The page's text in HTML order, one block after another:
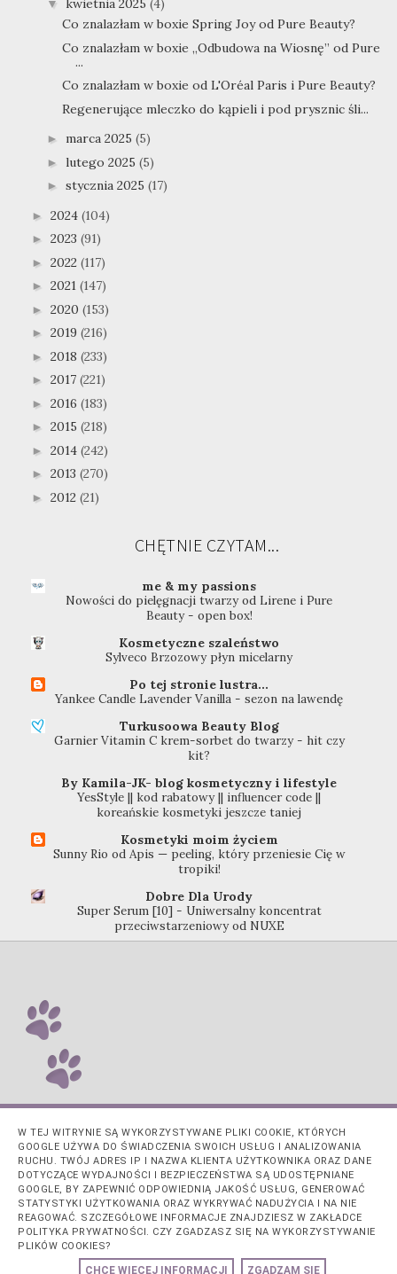
▼ kwietnia 2025 (4)
Co znalazłam w boxie Spring Joy od Pure Beauty?
Co znalazłam w boxie „Odbudowa na Wiosnę” od Pure
...
Co znalazłam w boxie od L'Oréal Paris i Pure Beauty?
Regenerujące mleczko do kąpieli i pod prysznic śli...
► marca 2025 (5)
► lutego 2025 (5)
► stycznia 2025 (17)
► 2024 (104)
► 2023 (91)
► 2022 (117)
► 2021 (147)
► 2020 (153)
► 2019 (216)
► 2018 (233)
► 2017 (221)
► 2016 (183)
► 2015 (218)
► 2014 (242)
► 2013 (270)
► 2012 (21)
CHĘTNIE CZYTAM...
me & my passions
Nowości do pielęgnacji twarzy od Lirene i Pure
Beauty - open box!
Kosmetyczne szaleństwo
Sylveco Brzozowy płyn micelarny
Po tej stronie lustra...
Yankee Candle Lavender Vanilla - sezon na lawendę
Turkusoowa Beauty Blog
Garnier Vitamin C krem-sorbet do twarzy - hit czy
kit?
By Kamila-JK- blog kosmetyczny i lifestyle
YesStyle || kod rabatowy || influencer code ||
koreańskie kosmetyki jeszcze taniej
Kosmetyki moim życiem
Sunny Rio od Apis — peeling, który przeniesie Cię w
tropiki!
Dobre Dla Urody
Super Serum [10] - Uniwersalny koncentrat
przeciwstarzeniowy od NUXE
Obsługiwane przez usługę
W TEJ WITRYNIE SĄ WYKORZYSTYWANE PLIKI COOKIE, KTÓRYCH
GOOGLE UŻYWA DO ŚWIADCZENIA SWOICH USŁUG I ANALIZOWANIA
RUCHU. TWÓJ ADRES IP I NAZWA KLIENTA UŻYTKOWNIKA ORAZ DANE
DOTYCZĄCE WYDAJNOŚCI I BEZPIECZEŃSTWA SĄ UDOSTĘPNIANE
GOOGLE, BY ZAPEWNIĆ ODPOWIEDNIĄ JAKOŚĆ USŁUG, GENEROWAĆ
STATYSTYKI UŻYTKOWANIA ORAZ WYKRYWAĆ NADUŻYCIA I NA NIE
REAGOWAĆ. SZCZEGÓŁOWE INFORMACJE ZNAJDZIESZ W ZAKŁADCE
POLITYKA PRYWATNOŚCI. CZY ZGADZASZ SIĘ NA WYKORZYSTYWANIE
PLIKÓW COOKIES?
CHCĘ WIĘCEJ INFORMACJI ZGADZAM SIĘ